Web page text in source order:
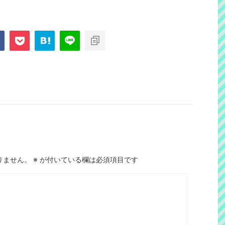
せん。 ※ が付いている欄は必須項目です